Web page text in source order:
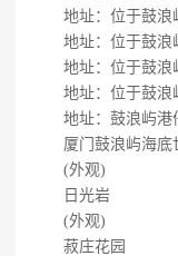
地址：位于鼓浪
地址：位于鼓浪
地址：位于鼓浪
地址：位于鼓浪
地址：鼓浪屿港
厦门鼓浪屿海底
(外观)
日光岩
(外观)
菽庄花园